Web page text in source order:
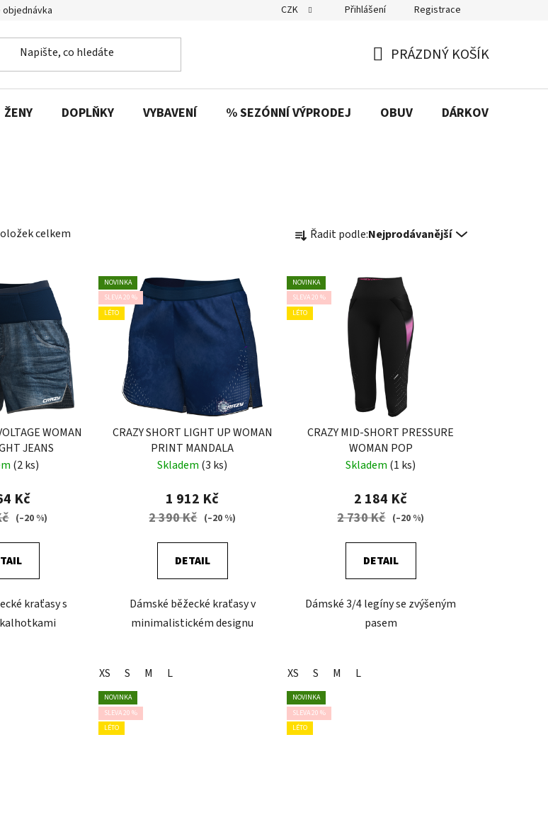
objednávka CZK Přihlášení Registrace
KOŠÍK
PRÁZDNÝ KOŠÍK
ŽENY DOPLŇKY VYBAVENÍ % SEZÓNNÍ VÝPRODEJ OBUV DÁRKOVÉ
celkem a
e
n
í
Řadit podle:Nejprodávanější
WOMAN
JEANS
(2 ks)
Kč
(–20 %)
kraťasy s
NOVINKA
SLEVA 20 %
LÉTO
CRAZY SHORT LIGHT UP WOMAN
PRINT MANDALA
Skladem (3 ks)
1 912 Kč
2 390 Kč (–20 %)
DETAIL
Dámské běžecké kraťasy v
minimalistickém designu
XS S M L
NOVINKA
SLEVA 20 %
LÉTO
CRAZY MID-SHORT PRESSURE
WOMAN POP
Skladem (1 ks)
2 184 Kč
2 730 Kč (–20 %)
DETAIL
Dámské 3/4 legíny se zvýšeným
pasem
XS S M L
NOVINKA
SLEVA 20 %
LÉTO
NOVINKA
SLEVA 20 %
LÉTO